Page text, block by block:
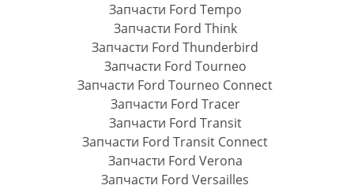
Запчасти Ford Tempo
Запчасти Ford Think
Запчасти Ford Thunderbird
Запчасти Ford Tourneo
Запчасти Ford Tourneo Connect
Запчасти Ford Tracer
Запчасти Ford Transit
Запчасти Ford Transit Connect
Запчасти Ford Verona
Запчасти Ford Versailles